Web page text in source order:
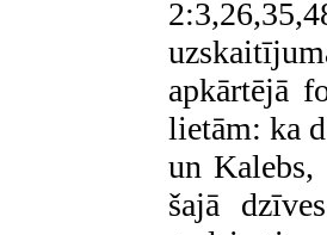
apkārtējā
lietām: ka
un Kalebs,
šajā